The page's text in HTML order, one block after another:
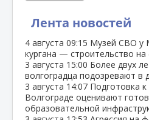
Лента новостей
4 августа 09:15 Музей СВО у
кургана — строительство
3 августа 15:00 Более двух
волгоградца подозревают в
3 августа 14:07 Подготовка
Волгограде оценивают
образовательной